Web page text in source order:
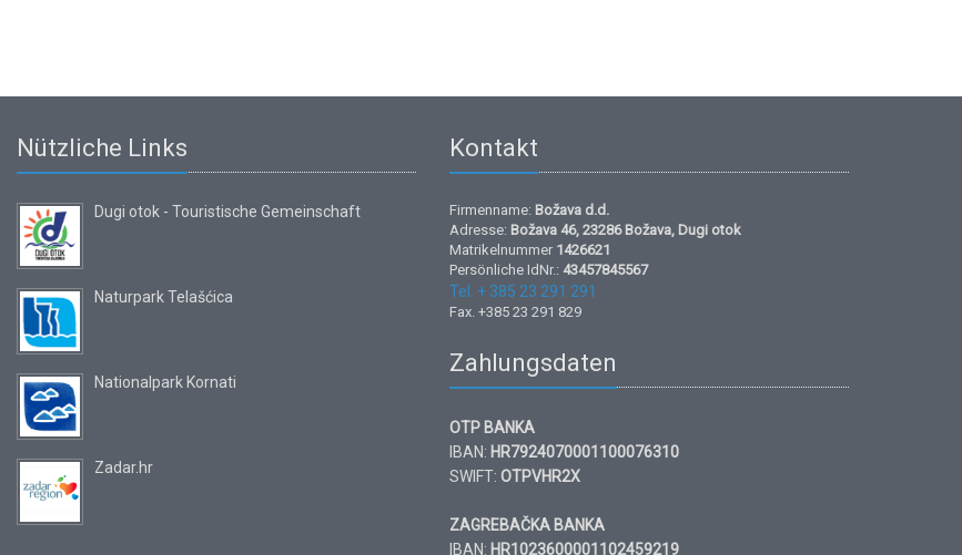
Nützliche Links
Dugi otok - Touristische Gemeinschaft
Naturpark Telašćica
Nationalpark Kornati
Zadar.hr
Kontakt
Firmenname: Božava d.d.
Adresse: Božava 46, 23286 Božava, Dugi otok
Matrikelnummer 1426621
Persönliche IdNr.: 43457845567
Tel. + 385 23 291 291
Fax. +385 23 291 829
Zahlungsdaten
OTP BANKA
IBAN: HR7924070001100076310
SWIFT: OTPVHR2X
ZAGREBAČKA BANKA
IBAN: HR1023600001102459219